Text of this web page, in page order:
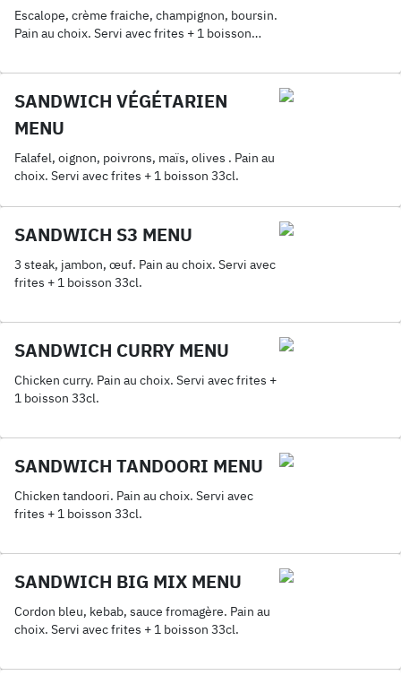
Escalope, crème fraiche, champignon, boursin.
Pain au choix. Servi avec frites + 1 boisson
SANDWICH VÉGÉTARIEN
MENU
Falafel, oignon, poivrons, maïs, olives . Pain au
choix. Servi avec frites + 1 boisson 33cl.
SANDWICH S3 MENU
3 steak, jambon, œuf. Pain au choix. Servi avec
frites + 1 boisson 33cl.
SANDWICH CURRY MENU
Chicken curry. Pain au choix. Servi avec frites +
1 boisson 33cl.
SANDWICH TANDOORI MENU
Chicken tandoori. Pain au choix. Servi avec
frites + 1 boisson 33cl.
SANDWICH BIG MIX MENU
Cordon bleu, kebab, sauce fromagère. Pain au
choix. Servi avec frites + 1 boisson 33cl.